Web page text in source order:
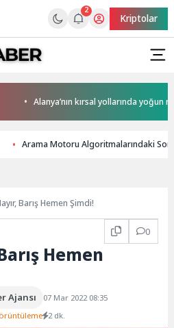
2
Kriptolar
Alanya’nın kırsal yollarında yoğun mesai
Arama Motoru Algoritmalarındaki
Barış Hemen Şimdi!
0
Hemen
Ajansı
07 Mar 2022 08:35
2 dk.